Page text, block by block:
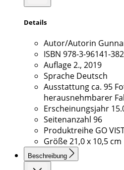
Details
Autor/Autorin
ISBN 978-3-96141-
Auflage2., 2019
Sprache Deutsch
Ausstattung ca. 95
herausnehmbarer
Erscheinungsjahr
Seitenanzahl 96
Produktreihe GO
Größe21,0 x 10,5 cm
Beschreibung